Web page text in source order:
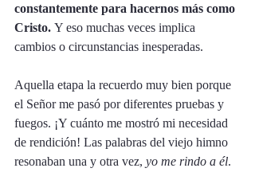
constantemente para hacernos más como
Cristo. Y eso muchas veces implica
cambios o circunstancias inesperadas.
Aquella etapa la recuerdo muy bien porque
el Señor me pasó por diferentes pruebas y
fuegos. ¡Y cuánto me mostró mi necesidad
de rendición! Las palabras del viejo himno
resonaban una y otra vez, yo me rindo a él.